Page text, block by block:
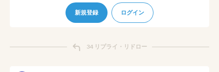
新規登録 ログイン
34 リプライ・リドロー